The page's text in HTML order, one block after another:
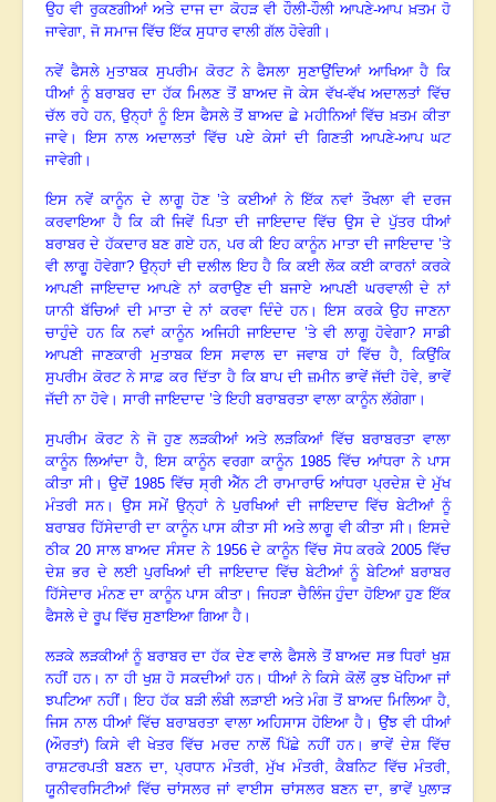
ਉਹ ਵੀ ਰੁਕਣਗੀਆਂ ਅਤੇ ਦਾਜ ਦਾ ਕੋਹੜ ਵੀ ਹੌਲੀ-ਹੌਲੀ ਆਪਣੇ-ਆਪ ਖ਼ਤਮ ਹੋ
ਜਾਵੇਗਾ, ਜੋ ਸਮਾਜ ਵਿੱਚ ਇੱਕ ਸੁਧਾਰ ਵਾਲੀ ਗੱਲ ਹੋਵੇਗੀ।
ਨਵੇਂ ਫੈਸਲੇ ਮੁਤਾਬਕ ਸੁਪਰੀਮ ਕੋਰਟ ਨੇ ਫੈਸਲਾ ਸੁਣਾਉਂਦਿਆਂ ਆਖਿਆ ਹੈ ਕਿ
ਧੀਆਂ ਨੂੰ ਬਰਾਬਰ ਦਾ ਹੱਕ ਮਿਲਣ ਤੋਂ ਬਾਅਦ ਜੋ ਕੇਸ ਵੱਖ-ਵੱਖ ਅਦਾਲਤਾਂ ਵਿੱਚ
ਚੱਲ ਰਹੇ ਹਨ, ਉਨ੍ਹਾਂ ਨੂੰ ਇਸ ਫੈਸਲੇ ਤੋਂ ਬਾਅਦ ਛੇ ਮਹੀਨਿਆਂ ਵਿੱਚ ਖ਼ਤਮ ਕੀਤਾ
ਜਾਵੇ। ਇਸ ਨਾਲ ਅਦਾਲਤਾਂ ਵਿੱਚ ਪਏ ਕੇਸਾਂ ਦੀ ਗਿਣਤੀ ਆਪਣੇ-ਆਪ ਘਟ
ਜਾਵੇਗੀ।
ਇਸ ਨਵੇਂ ਕਾਨੂੰਨ ਦੇ ਲਾਗੂ ਹੋਣ ’ਤੇ ਕਈਆਂ ਨੇ ਇੱਕ ਨਵਾਂ ਤੌਖਲਾ ਵੀ ਦਰਜ
ਕਰਵਾਇਆ ਹੈ ਕਿ ਕੀ ਜਿਵੇਂ ਪਿਤਾ ਦੀ ਜਾਇਦਾਦ ਵਿੱਚ ਉਸ ਦੇ ਪੁੱਤਰ ਧੀਆਂ
ਬਰਾਬਰ ਦੇ ਹੱਕਦਾਰ ਬਣ ਗਏ ਹਨ, ਪਰ ਕੀ ਇਹ ਕਾਨੂੰਨ ਮਾਤਾ ਦੀ ਜਾਇਦਾਦ ’ਤੇ
ਵੀ ਲਾਗੂ ਹੋਵੇਗਾ? ਉਨ੍ਹਾਂ ਦੀ ਦਲੀਲ ਇਹ ਹੈ ਕਿ ਕਈ ਲੋਕ ਕਈ ਕਾਰਨਾਂ ਕਰਕੇ
ਆਪਣੀ ਜਾਇਦਾਦ ਆਪਣੇ ਨਾਂ ਕਰਾਉਣ ਦੀ ਬਜਾਏ ਆਪਣੀ ਘਰਵਾਲੀ ਦੇ ਨਾਂ
ਯਾਨੀ ਬੱਚਿਆਂ ਦੀ ਮਾਤਾ ਦੇ ਨਾਂ ਕਰਵਾ ਦਿੰਦੇ ਹਨ।ਇਸ ਕਰਕੇ ਉਹ ਜਾਣਨਾ
ਚਾਹੁੰਦੇ ਹਨ ਕਿ ਨਵਾਂ ਕਾਨੂੰਨ ਅਜਿਹੀ ਜਾਇਦਾਦ ’ਤੇ ਵੀ ਲਾਗੂ ਹੋਵੇਗਾ? ਸਾਡੀ
ਆਪਣੀ ਜਾਣਕਾਰੀ ਮੁਤਾਬਕ ਇਸ ਸਵਾਲ ਦਾ ਜਵਾਬ ਹਾਂ ਵਿੱਚ ਹੈ, ਕਿਉਂਕਿ
ਸੁਪਰੀਮ ਕੋਰਟ ਨੇ ਸਾਫ਼ ਕਰ ਦਿੱਤਾ ਹੈ ਕਿ ਬਾਪ ਦੀ ਜ਼ਮੀਨ ਭਾਵੇਂ ਜੱਦੀ ਹੋਵੇ, ਭਾਵੇਂ
ਜੱਦੀ ਨਾ ਹੋਵੇ। ਸਾਰੀ ਜਾਇਦਾਦ ’ਤੇ ਇਹੀ ਬਰਾਬਰਤਾ ਵਾਲਾ ਕਾਨੂੰਨ ਲੱਗੇਗਾ ।
ਸੁਪਰੀਮ ਕੋਰਟ ਨੇ ਜੋ ਹੁਣ ਲੜਕੀਆਂ ਅਤੇ ਲੜਕਿਆਂ ਵਿੱਚ ਬਰਾਬਰਤਾ ਵਾਲਾ
ਕਾਨੂੰਨ ਲਿਆਂਦਾ ਹੈ, ਇਸ ਕਾਨੂੰਨ ਵਰਗਾ ਕਾਨੂੰਨ 1985 ਵਿੱਚ ਆਂਧਰਾ ਨੇ ਪਾਸ
ਕੀਤਾ ਸੀ। ਉਦੋਂ 1985 ਵਿੱਚ ਸ੍ਰੀ ਐੱਨ ਟੀ ਰਾਮਾਰਾਓ ਆਂਧਰਾ ਪ੍ਰਦੇਸ਼ ਦੇ ਮੁੱਖ
ਮੰਤਰੀ ਸਨ। ਉਸ ਸਮੇਂ ਉਨ੍ਹਾਂ ਨੇ ਪੁਰਖਿਆਂ ਦੀ ਜਾਇਦਾਦ ਵਿੱਚ ਬੇਟੀਆਂ ਨੂੰ
ਬਰਾਬਰ ਹਿੱਸੇਦਾਰੀ ਦਾ ਕਾਨੂੰਨ ਪਾਸ ਕੀਤਾ ਸੀ ਅਤੇ ਲਾਗੂ ਵੀ ਕੀਤਾ ਸੀ। ਇਸਦੇ
ਠੀਕ 20 ਸਾਲ ਬਾਅਦ ਸੰਸਦ ਨੇ 1956 ਦੇ ਕਾਨੂੰਨ ਵਿੱਚ ਸੋਧ ਕਰਕੇ 2005 ਵਿੱਚ
ਦੇਸ਼ ਭਰ ਦੇ ਲਈ ਪੁਰਖਿਆਂ ਦੀ ਜਾਇਦਾਦ ਵਿੱਚ ਬੇਟੀਆਂ ਨੂੰ ਬੇਟਿਆਂ ਬਰਾਬਰ
ਹਿੱਸੇਦਾਰ ਮੰਨਣ ਦਾ ਕਾਨੂੰਨ ਪਾਸ ਕੀਤਾ।ਜਿਹੜਾ ਚੈਲਿੰਜ ਹੁੰਦਾ ਹੋਇਆ ਹੁਣ ਇੱਕ
ਫੈਸਲੇ ਦੇ ਰੂਪ ਵਿੱਚ ਸੁਣਾਇਆ ਗਿਆ ਹੈ ।
ਲੜਕੇ ਲੜਕੀਆਂ ਨੂੰ ਬਰਾਬਰ ਦਾ ਹੱਕ ਦੇਣ ਵਾਲੇ ਫੈਸਲੇ ਤੋਂ ਬਾਅਦ ਸਭ ਧਿਰਾਂ ਖੁਸ਼
ਨਹੀਂ ਹਨ।ਨਾ ਹੀ ਖੁਸ਼ ਹੋ ਸਕਦੀਆਂ ਹਨ।ਧੀਆਂ ਨੇ ਕਿਸੇ ਕੋਲੋਂ ਕੁਝ ਖੋਹਿਆ ਜਾਂ
ਝਪਟਿਆ ਨਹੀਂ।ਇਹ ਹੱਕ ਬੜੀ ਲੰਬੀ ਲੜਾਈ ਅਤੇ ਮੰਗ ਤੋਂ ਬਾਅਦ ਮਿਲਿਆ ਹੈ,
ਜਿਸ ਨਾਲ ਧੀਆਂ ਵਿੱਚ ਬਰਾਬਰਤਾ ਵਾਲਾ ਅਹਿਸਾਸ ਹੋਇਆ ਹੈ ।ਉਂਝ ਵੀ ਧੀਆਂ
(ਔਰਤਾਂ) ਕਿਸੇ ਵੀ ਖੇਤਰ ਵਿੱਚ ਮਰਦ ਨਾਲੋਂ ਪਿੱਛੇ ਨਹੀਂ ਹਨ।ਭਾਵੇਂ ਦੇਸ਼ ਵਿੱਚ
ਰਾਸ਼ਟਰਪਤੀ ਬਣਨ ਦਾ, ਪ੍ਰਧਾਨ ਮੰਤਰੀ, ਮੁੱਖ ਮੰਤਰੀ, ਕੈਬਨਿਟ ਵਿੱਚ ਮੰਤਰੀ,
ਯੂਨੀਵਰਸਿਟੀਆਂ ਵਿੱਚ ਚਾਂਸਲਰ ਜਾਂ ਵਾਈਸ ਚਾਂਸਲਰ ਬਣਨ ਦਾ, ਭਾਵੇਂ ਪੁਲਾੜ